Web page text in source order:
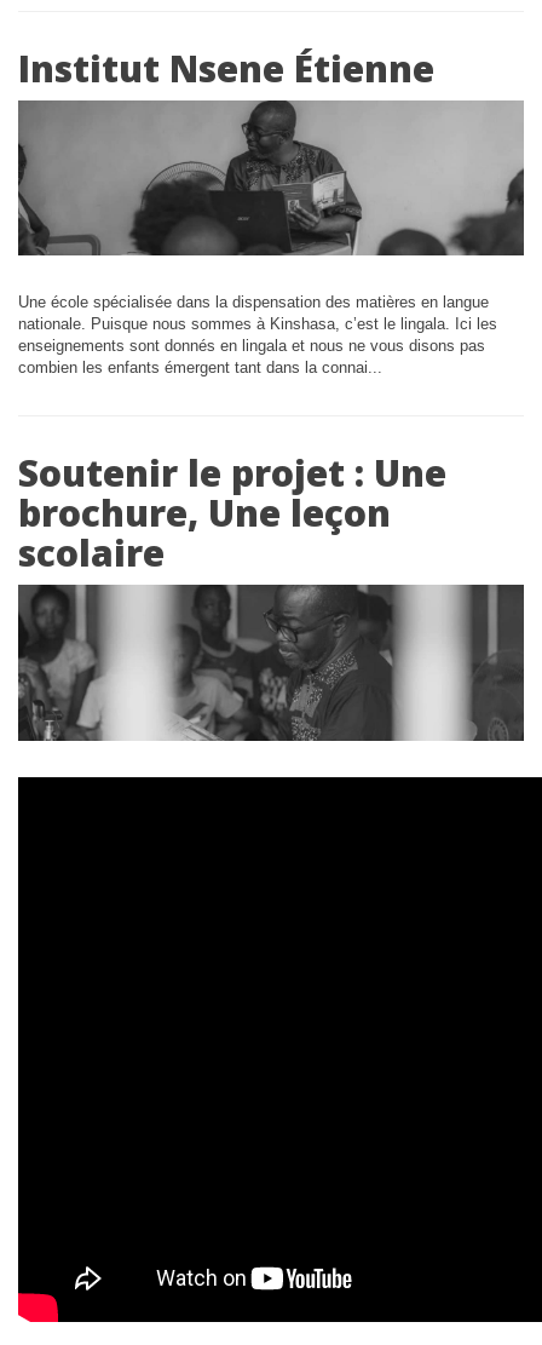
Institut Nsene Étienne
Une école spécialisée dans la dispensation des matières en langue
nationale. Puisque nous sommes à Kinshasa, c’est le lingala. Ici les
enseignements sont donnés en lingala et nous ne vous disons pas
combien les enfants émergent tant dans la connai...
Soutenir le projet : Une
brochure, Une leçon
scolaire